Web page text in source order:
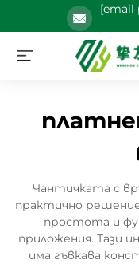
[email
Чантичката с
практично
простота и
приложения. Тази
има гъвкава